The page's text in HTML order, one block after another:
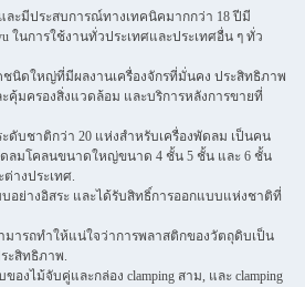
ละมีประสบการณ์ทางเทคนิคมากกว่า 18 ปีมี
ในการใช้งานทั่วประเทศและประเทศอื่น ๆ ทั่ว
ชนิดใหญ่ที่มีผลงานเครื่องจักรที่มั่นคง ประสิทธิภาพ
คุ้มครองสิ่งแวดล้อม และบริการหลังการขายที่
ดับชาติกว่า 20 แห่งสําหรับเครื่องพัดลม เป็นคน
ลมโคลนขนาดใหญ่ขนาด 4 ชั้น 5 ชั้น และ 6 ชั้น
างประเทศ.
อย่างอิสระ และได้รับสิทธิ์การออกแบบแห่งชาติที่
มารถทําให้แน่ใจว่าการพลาสติกของวัตถุดิบเป็น
ะสิทธิภาพ.
องไม้จับคู่และกล่อง clamping สาม, และ clamping